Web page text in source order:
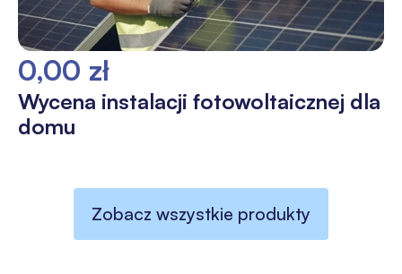
0,00 zł
Wycena instalacji fotowoltaicznej dla
domu
Zobacz wszystkie produkty